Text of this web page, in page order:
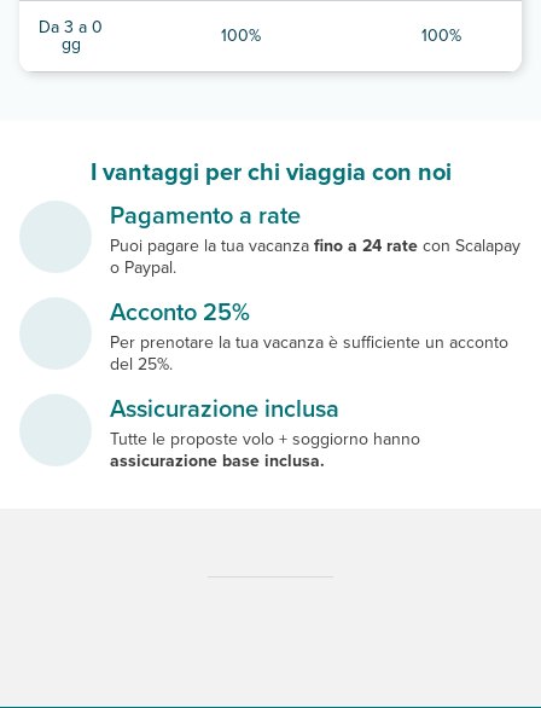
Da 3 a 0
gg 100% 100%
I vantaggi per chi viaggia con noi
Pagamento a rate
Puoi pagare la tua vacanzafino a 24 ratecon Scalapay
o Paypal.
Acconto 25%
Per prenotare la tua vacanza è sufficiente un acconto
del 25%.
Assicurazione inclusa
Tutte le proposte volo + soggiorno hanno
assicurazione base inclusa.